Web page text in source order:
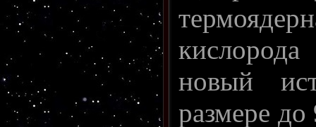
новый
размере